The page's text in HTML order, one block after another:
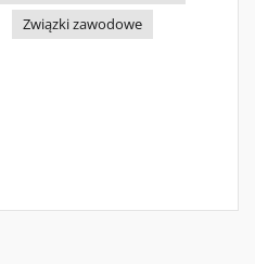
Związki zawodowe